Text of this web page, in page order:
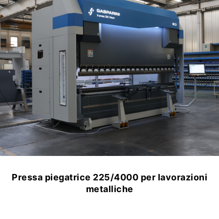
Pressa piegatrice 225/4000 per lavorazioni
metalliche